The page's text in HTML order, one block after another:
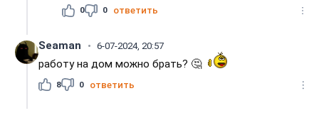
0 0 ответить
Seaman 6-07-2024, 20:57
работу на дом можно брать? 🤔
8 0 ответить